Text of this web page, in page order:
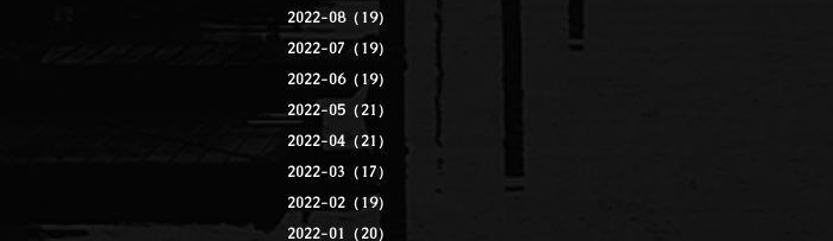
2022-08（19）
2022-07（19）
2022-06（19）
2022-05（21）
2022-04（21）
2022-03（17）
2022-02（19）
2022-01（20）